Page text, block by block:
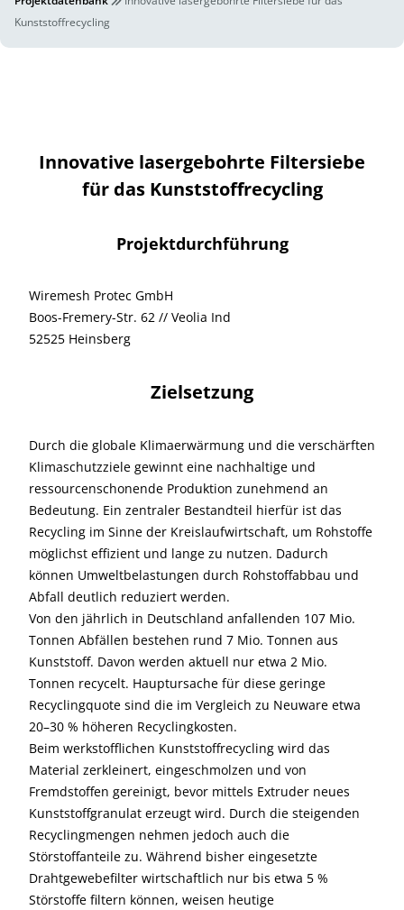
Kunststoffrecycling
Innovative lasergebohrte Filtersiebe
für das Kunststoffrecycling
Projektdurchführung
Wiremesh Protec GmbH
Boos-Fremery-Str. 62 // Veolia Ind
52525 Heinsberg
Zielsetzung
Durch die globale Klimaerwärmung und die verschärften
Klimaschutzziele gewinnt eine nachhaltige und
ressourcenschonende Produktion zunehmend an
Bedeutung. Ein zentraler Bestandteil hierfür ist das
Recycling im Sinne der Kreislaufwirtschaft, um Rohstoffe
möglichst effizient und lange zu nutzen. Dadurch
können Umweltbelastungen durch Rohstoffabbau und
Abfall deutlich reduziert werden.
Von den jährlich in Deutschland anfallenden 107 Mio.
Tonnen Abfällen bestehen rund 7 Mio. Tonnen aus
Kunststoff. Davon werden aktuell nur etwa 2 Mio.
Tonnen recycelt. Hauptursache für diese geringe
Recyclingquote sind die im Vergleich zu Neuware etwa
20–30 % höheren Recyclingkosten.
Beim werkstofflichen Kunststoffrecycling wird das
Material zerkleinert, eingeschmolzen und von
Fremdstoffen gereinigt, bevor mittels Extruder neues
Kunststoffgranulat erzeugt wird. Durch die steigenden
Recyclingmengen nehmen jedoch auch die
Störstoffanteile zu. Während bisher eingesetzte
Drahtgewebefilter wirtschaftlich nur bis etwa 5 %
Störstoffe filtern können, weisen heutige